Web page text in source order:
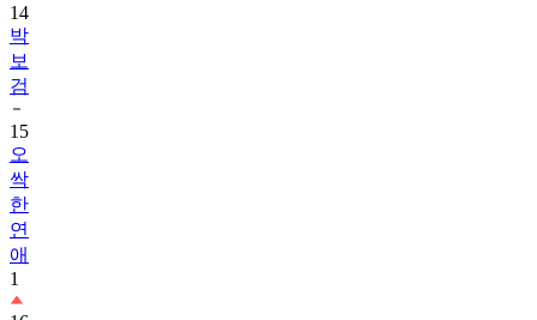
14
박
보
검
15
오
싹
한
연
애
1